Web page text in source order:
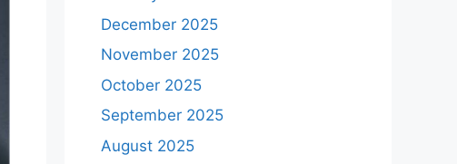
December 2025
November 2025
October 2025
September 2025
August 2025